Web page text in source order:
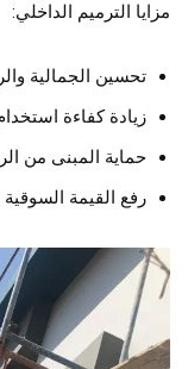
مزايا الترميم الداخلي:
تحسين الجمالية
زيادة كفاءة
حماية المبنى من
رفع القيمة السوقية